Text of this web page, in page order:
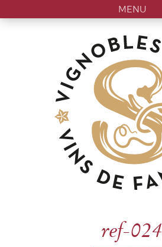
MENU
ref-024